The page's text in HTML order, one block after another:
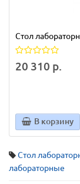
Стол
20 310 р.
В корзину
Стол
лабораторные